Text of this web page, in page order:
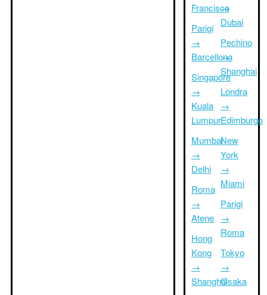
Francisco
Parigi
→
Barcellona
Singapore
→
Kuala
Lumpur
Mumbai
→
Delhi
Roma
→
Atene
Hong
Kong
→
Shanghai
→
Dubai
Pechino
→
Shanghai
Londra
→
Edimburgo
New
York
→
Miami
Parigi
→
Roma
Tokyo
→
Osaka